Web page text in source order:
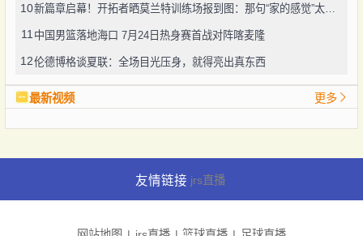
10 新篇章启幕！开拓者晒莫兰特训练场报到图：那句“家的感觉”太戳人
11 中国男篮落地海口 7月24日热身赛首战对阵喀麦隆
12伦德博格谈夏联：全场目光压身，就得亮出真东西
最新视频 更多
友情链接 jrs直播